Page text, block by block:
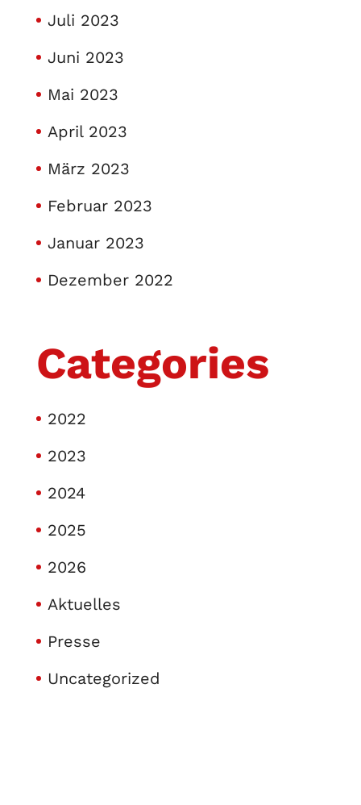
Juli 2023
Juni 2023
Mai 2023
April 2023
März 2023
Februar 2023
Januar 2023
Dezember 2022
Categories
2022
2023
2024
2025
2026
Aktuelles
Presse
Uncategorized